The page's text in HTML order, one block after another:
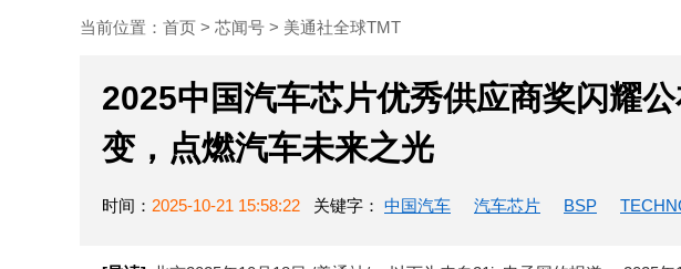
当前位置： 首页 > 芯闻号 > 美通社全球TMT
2025中国汽车芯片优秀供应商奖闪耀
变，点燃汽车未来之光
时间： 2025-10-21 15:58:22 关键字： 中国汽车 汽车芯片 BSP